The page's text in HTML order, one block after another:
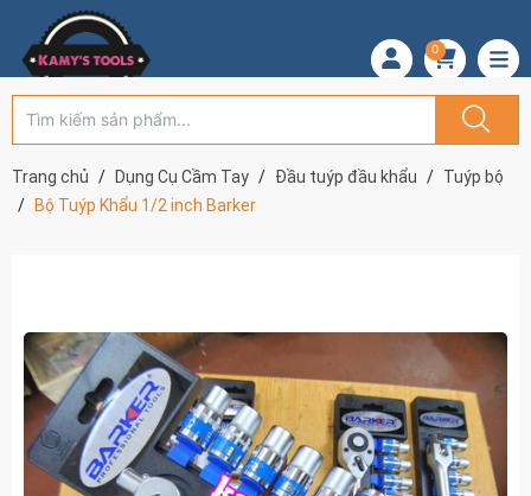
0
Trang chủ Dụng Cụ Cầm Tay Đầu tuýp đầu khẩu
Tuýp bộ
Bộ Tuýp Khẩu 1/2 inch Barker